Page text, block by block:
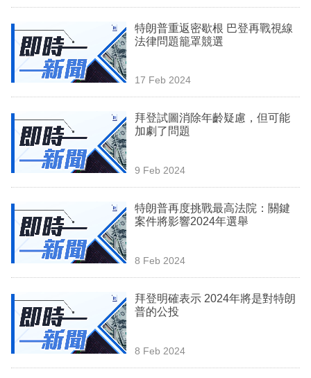
業
科
技
場
生
時
事
訂
閱
特朗普重返密歇根 巴登再戰視線
法律問題籠罩競選
17 Feb 2024
拜登試圖消除年齡疑慮，但可能
加劇了問題
9 Feb 2024
特朗普再度挑戰最高法院：關鍵
案件將影響2024年選舉
8 Feb 2024
拜登明確表示 2024年將是對特朗
普的公投
8 Feb 2024